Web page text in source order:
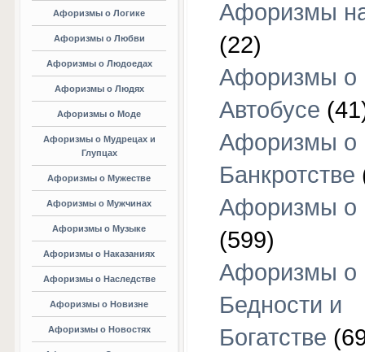
Афоризмы о Логике
Афоризмы о Любви
Афоризмы о Людоедах
Афоризмы о Людях
Афоризмы о Моде
Афоризмы о Мудрецах и
Глупцах
Афоризмы о Мужестве
Афоризмы о Мужчинах
Афоризмы о Музыке
Афоризмы о Наказаниях
Афоризмы о Наследстве
Афоризмы о Новизне
Афоризмы о Новостях
Афоризмы
(22)
Афоризмы о
Автобусе
Афоризмы о
Банкротстве
Афоризмы о
(599)
Афоризмы о
Бедности и
Богатстве